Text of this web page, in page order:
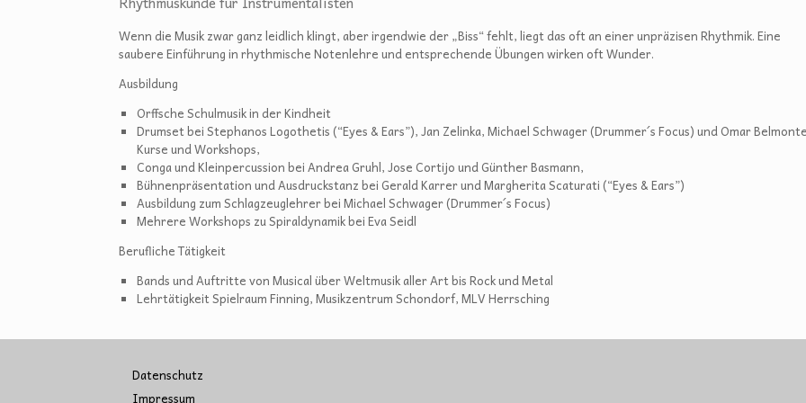
Wenn die Musik zwar ganz leidlich klingt, aber irgendwie der „Biss“ fehlt, liegt das oft an einer unpräzisen Rhythmik. Eine
saubere Einführung in rhythmische Notenlehre und entsprechende Übungen wirken oft Wunder.
Ausbildung
Orffsche Schulmusik in der Kindheit
Drumset bei Stephanos Logothetis (“Eyes & Ears”), Jan Zelinka, Michael Schwager (Drummer´s Focus) und Omar
Kurse und Workshops,
Conga und Kleinpercussion bei Andrea Gruhl, Jose Cortijo und Günther Basmann,
Bühnenpräsentation und Ausdruckstanz bei Gerald Karrer und Margherita Scaturati (“Eyes & Ears”)
Ausbildung zum Schlagzeuglehrer bei Michael Schwager (Drummer´s Focus)
Mehrere Workshops zu Spiraldynamik bei Eva Seidl
Berufliche Tätigkeit
Bands und Auftritte von Musical über Weltmusik aller Art bis Rock und Metal
Lehrtätigkeit Spielraum Finning, Musikzentrum Schondorf, MLV Herrsching
Datenschutz
Impressum